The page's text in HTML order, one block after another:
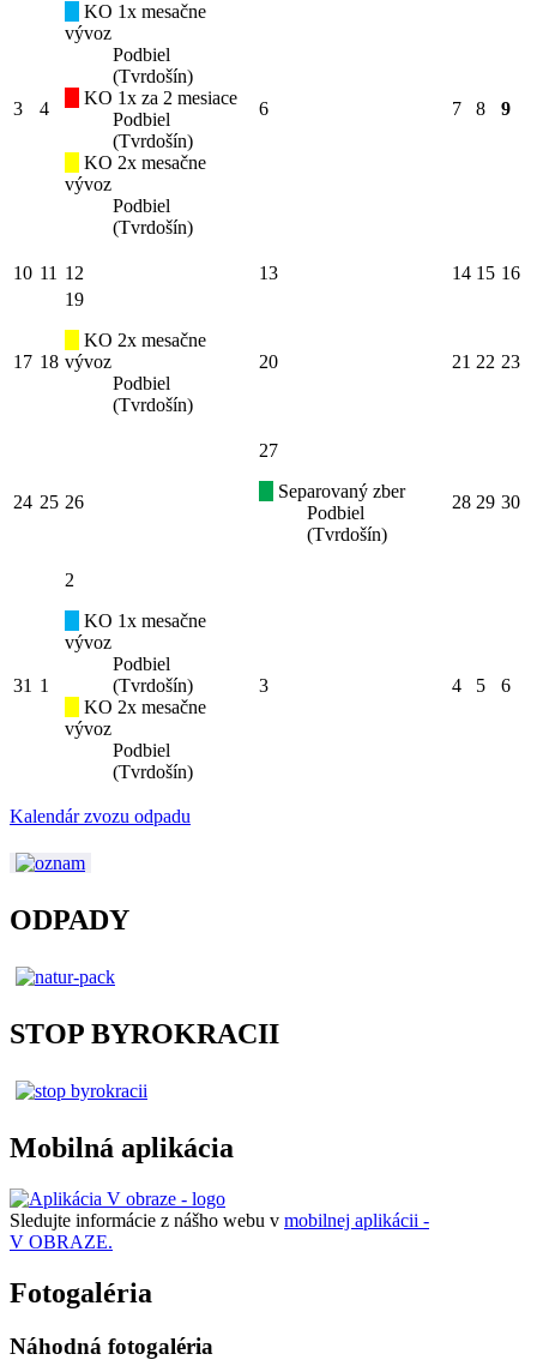
3 4
KO 1x mesačne
vývoz
Podbiel
(Tvrdošín)
KO 1x za 2 mesiace
Podbiel
(Tvrdošín)
KO 2x mesačne
vývoz
Podbiel
(Tvrdošín)
6 7 8 9
10 11 12 13 14 15 16
17 18
19
KO 2x mesačne
vývoz
Podbiel
(Tvrdošín)
20 21 22 23
24 25 26
27
Separovaný zber
Podbiel
(Tvrdošín)
28 29 30
31 1
2
KO 1x mesačne
vývoz
Podbiel
(Tvrdošín)
KO 2x mesačne
vývoz
Podbiel
(Tvrdošín)
3 4 5 6
Kalendár zvozu odpadu
ODPADY
STOP BYROKRACII
Mobilná aplikácia
Sledujte informácie z nášho webu v mobilnej aplikácii -
V OBRAZE.
Fotogaléria
Náhodná fotogaléria